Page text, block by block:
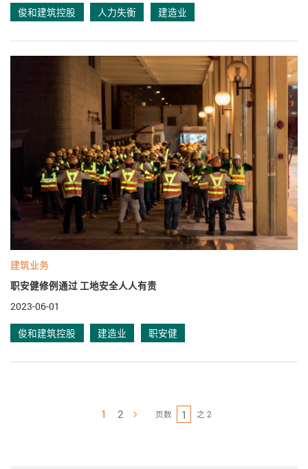
俊和建筑控股 人力失衡 建造业
建筑业务
职安健修例通过 工地安全人人有责
2023-06-01
俊和建筑控股 建造业 职安健
1 2 下一页页数 之 2